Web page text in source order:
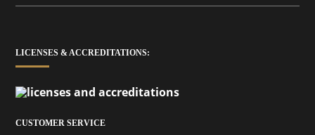
LICENSES & ACCREDITATIONS:
CUSTOMER SERVICE